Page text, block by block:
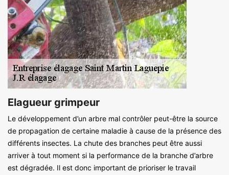
Elagueur grimpeur
Le développement d’un arbre mal contrôler peut-être la source
de propagation de certaine maladie à cause de la présence des
différents insectes. La chute des branches peut être aussi
arriver à tout moment si la performance de la branche d’arbre
est dégradée. Il est donc important de prioriser le travail